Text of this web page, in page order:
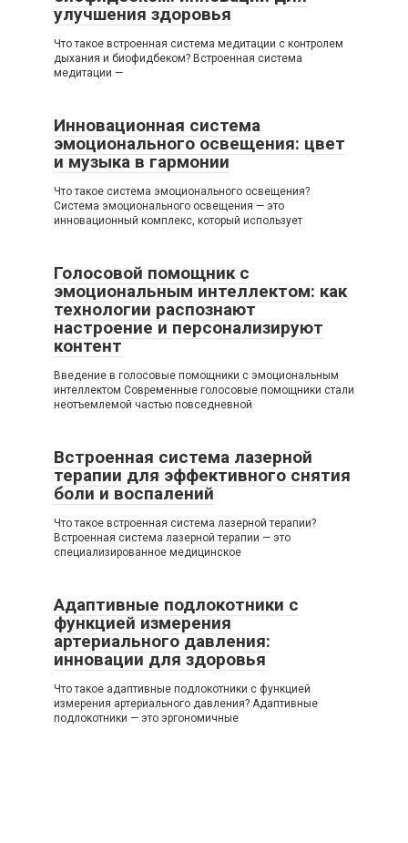
улучшения здоровья
Что такое встроенная система медитации с контролем
дыхания и биофидбеком? Встроенная система
медитации —
Инновационная система
эмоционального освещения: цвет
и музыка в гармонии
Что такое система эмоционального освещения?
Система эмоционального освещения — это
инновационный комплекс, который использует
Голосовой помощник с
эмоциональным интеллектом: как
технологии распознают
настроение и персонализируют
контент
Введение в голосовые помощники с эмоциональным
интеллектом Современные голосовые помощники стали
неотъемлемой частью повседневной
Встроенная система лазерной
терапии для эффективного снятия
боли и воспалений
Что такое встроенная система лазерной терапии?
Встроенная система лазерной терапии — это
специализированное медицинское
Адаптивные подлокотники с
функцией измерения
артериального давления:
инновации для здоровья
Что такое адаптивные подлокотники с функцией
измерения артериального давления? Адаптивные
подлокотники — это эргономичные